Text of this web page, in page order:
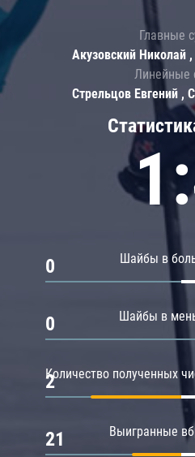
Шайбы в
0
Шайбы в
0
Количество полученных
2
Выигранные
21
Главные
Акузовский Николай
Линейные
Стрельцов Евгений ,